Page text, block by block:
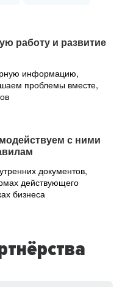
работу и развитие
информацию,
проблемы вместе,
с ними
документов,
действующего
бизнеса